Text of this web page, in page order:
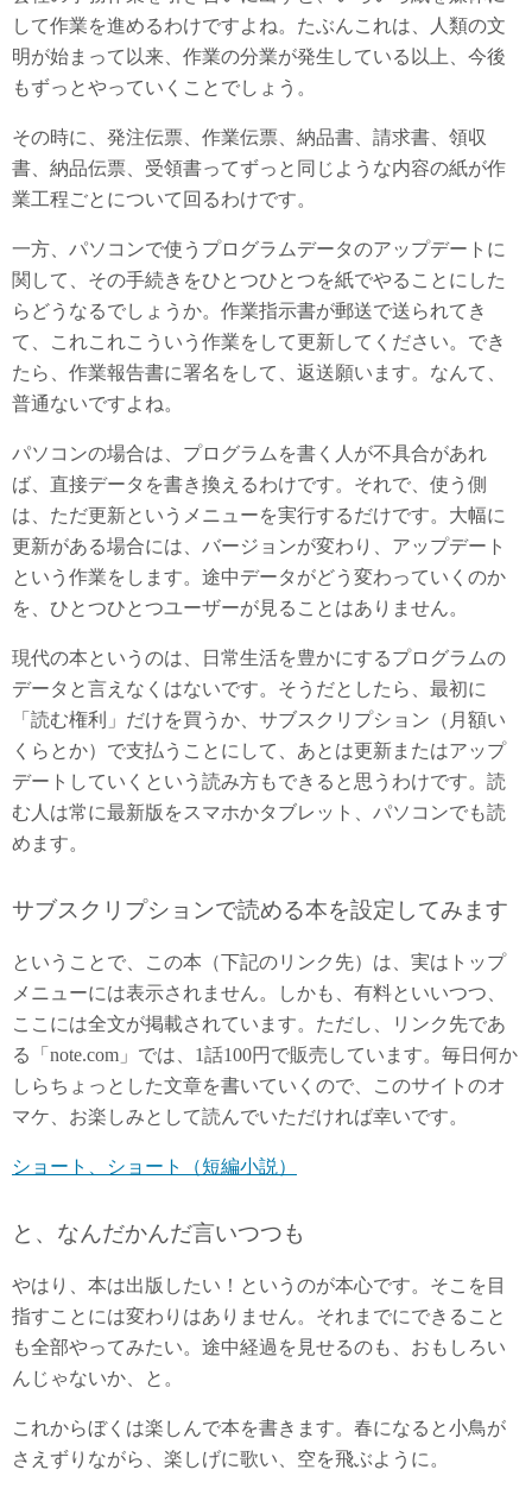
して作業を進めるわけですよね。たぶんこれは、人類の文
明が始まって以来、作業の分業が発生している以上、今後
もずっとやっていくことでしょう。
その時に、発注伝票、作業伝票、納品書、請求書、領収
書、納品伝票、受領書ってずっと同じような内容の紙が作
業工程ごとについて回るわけです。
一方、パソコンで使うプログラムデータのアップデートに
関して、その手続きをひとつひとつを紙でやることにした
らどうなるでしょうか。作業指示書が郵送で送られてき
て、これこれこういう作業をして更新してください。でき
たら、作業報告書に署名をして、返送願います。なんて、
普通ないですよね。
パソコンの場合は、プログラムを書く人が不具合があれ
ば、直接データを書き換えるわけです。それで、使う側
は、ただ更新というメニューを実行するだけです。大幅に
更新がある場合には、バージョンが変わり、アップデート
という作業をします。途中データがどう変わっていくのか
を、ひとつひとつユーザーが見ることはありません。
現代の本というのは、日常生活を豊かにするプログラムの
データと言えなくはないです。そうだとしたら、最初に
「読む権利」だけを買うか、サブスクリプション（月額い
くらとか）で支払うことにして、あとは更新またはアップ
デートしていくという読み方もできると思うわけです。読
む人は常に最新版をスマホかタブレット、パソコンでも読
めます。
サブスクリプションで読める本を設定してみます
ということで、この本（下記のリンク先）は、実はトップ
メニューには表示されません。しかも、有料といいつつ、
ここには全文が掲載されています。ただし、リンク先であ
る「note.com」では、1話100円で販売しています。毎日何か
しらちょっとした文章を書いていくので、このサイトのオ
マケ、お楽しみとして読んでいただければ幸いです。
ショート、ショート（短編小説）
と、なんだかんだ言いつつも
やはり、本は出版したい！というのが本心です。そこを目
指すことには変わりはありません。それまでにできること
も全部やってみたい。途中経過を見せるのも、おもしろい
んじゃないか、と。
これからぼくは楽しんで本を書きます。春になると小鳥が
さえずりながら、楽しげに歌い、空を飛ぶように。